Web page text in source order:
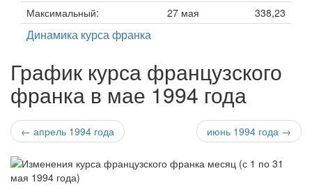
Максимальный:
27 мая 338,23
Динамика курса франка
График курса французского
франка в мае 1994 года
← апрель 1994 года июнь 1994 года →